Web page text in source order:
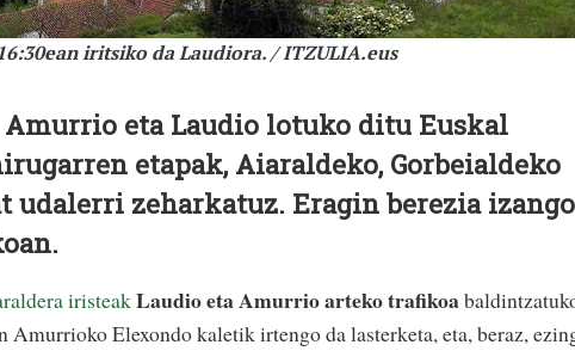
iritsiko da Laudiora. / ITZULIA.eus
Amurrio eta Laudio lotuko ditu Euskal
etapak, Aiaraldeko, Gorbeialdeko
udalerri zeharkatuz. Eragin berezia izango
iristeakLaudio eta Amurrio arteko trafikoa
Amurrioko Elexondo kaletik irtengo da lasterketa, eta, beraz,